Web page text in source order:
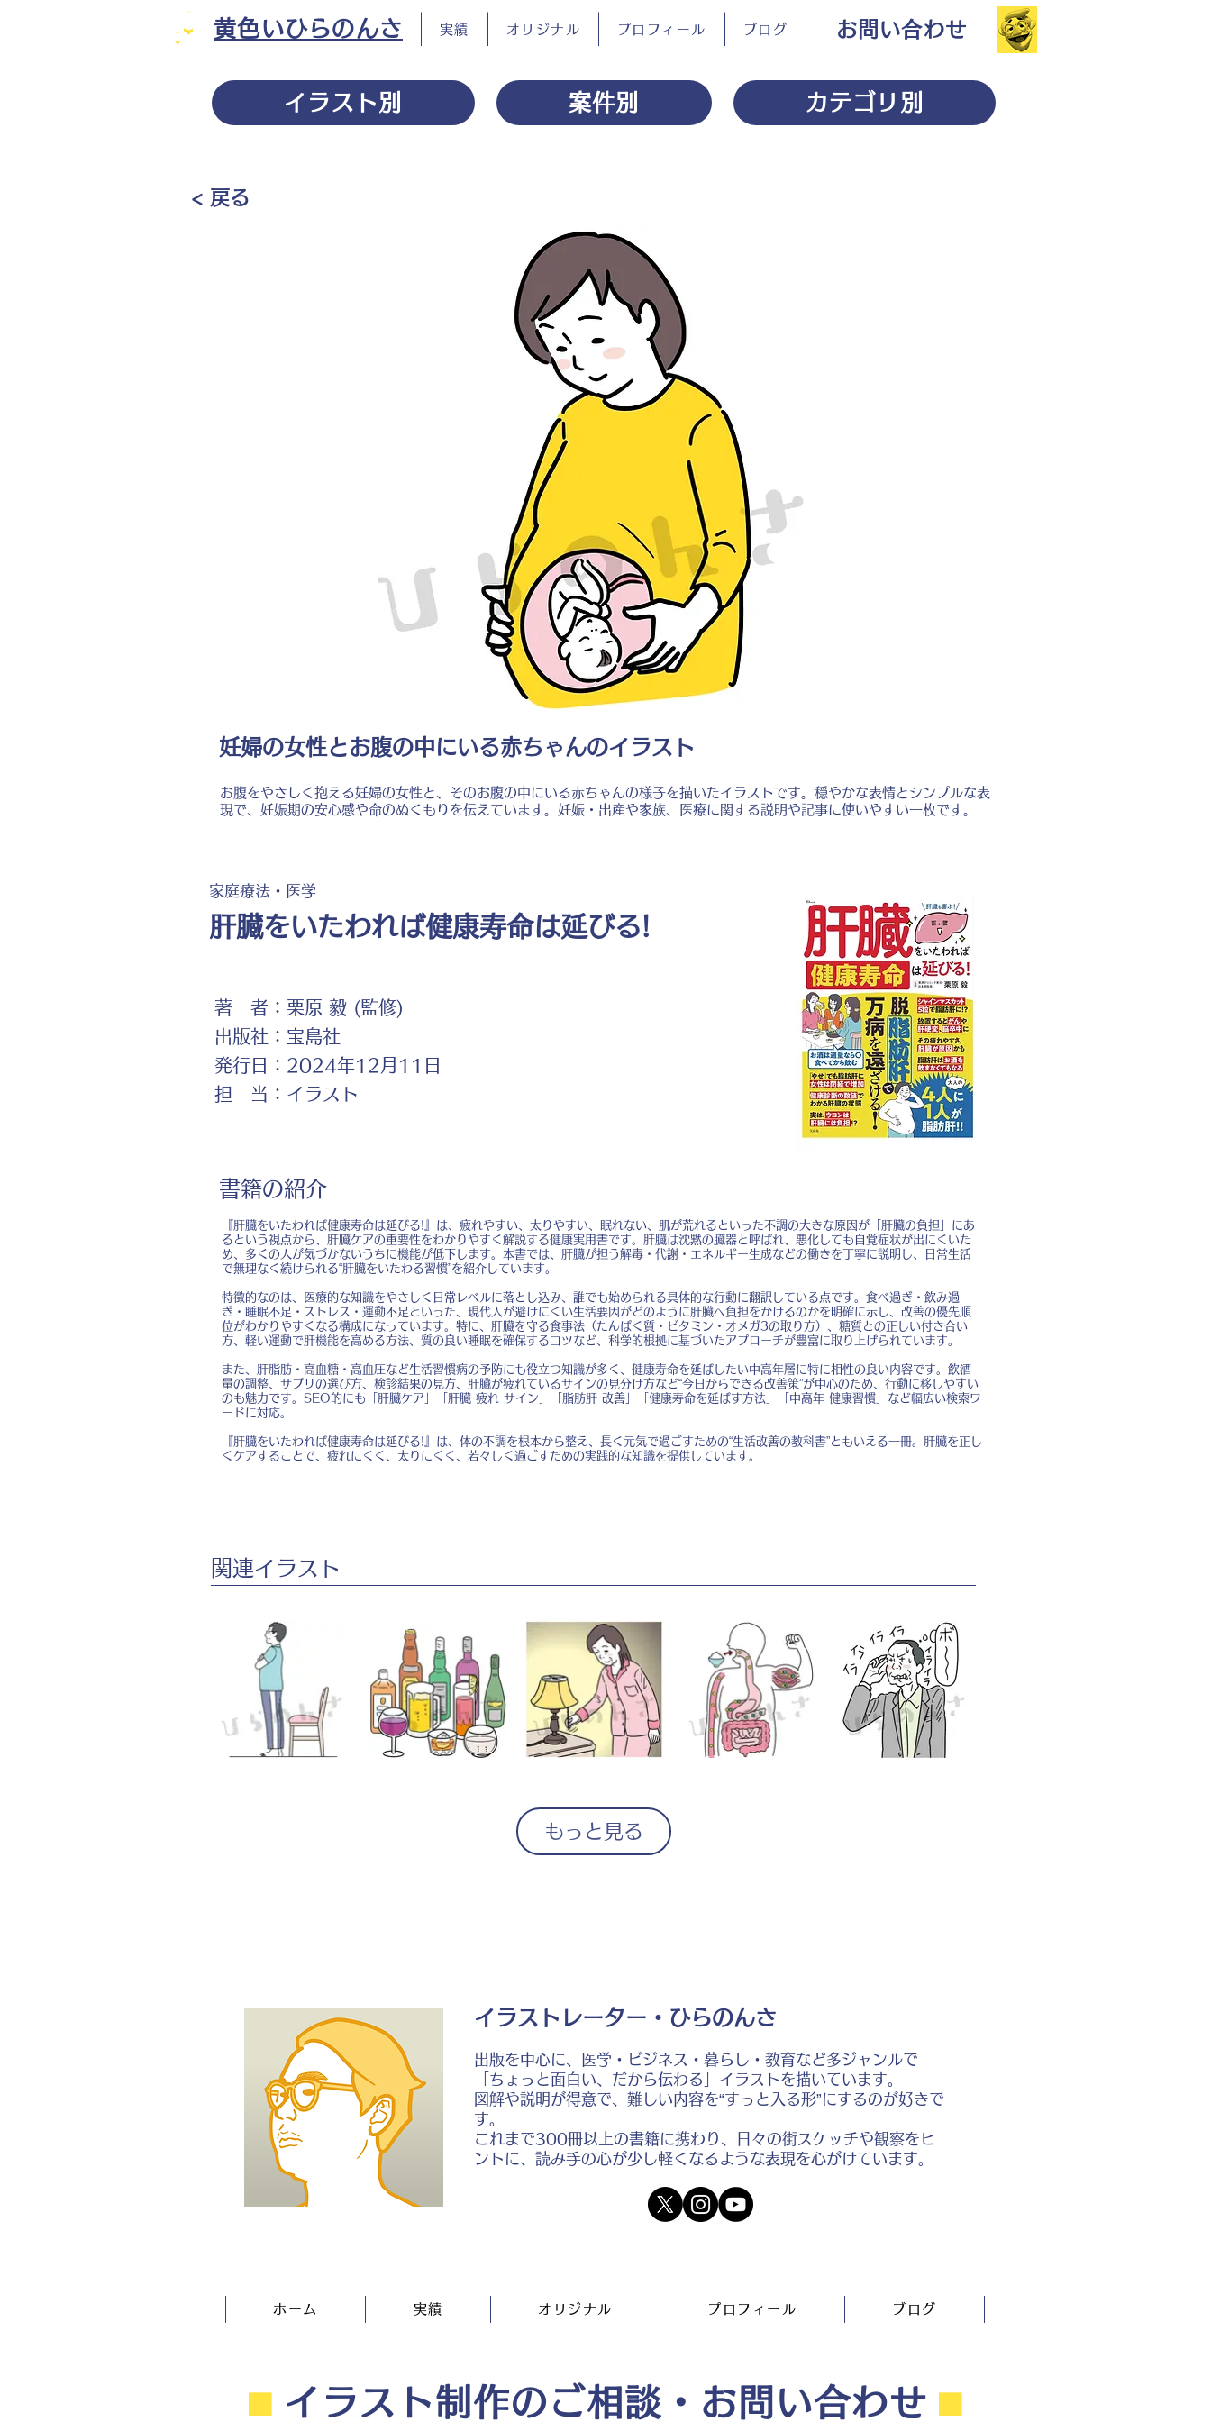
黄色いひらのんさ 実績 オリジナル プロフィール ブログ お問い合わせ
イラスト別 案件別 カテゴリ別
< 戻る
妊婦の女性とお腹の中にいる赤ちゃんのイラスト
お腹をやさしく抱える妊婦の女性と、そのお腹の中にいる赤ちゃんの様子を描いたイラストです。穏やかな表情とシンプルな表
現で、妊娠期の安心感や命のぬくもりを伝えています。妊娠・出産や家族、医療に関する説明や記事に使いやすい一枚です。
家庭療法・医学
肝臓をいたわれば健康寿命は延びる!
著 者：
出版社：
発行日：
担 当：
栗原 毅 (監修)
宝島社
2024年12月11日
イラスト
書籍の紹介
『肝臓をいたわれば健康寿命は延びる!』は、疲れやすい、太りやすい、眠れない、肌が荒れるといった不調の大きな原因が「肝臓の負担」にあ
るという視点から、肝臓ケアの重要性をわかりやすく解説する健康実用書です。肝臓は沈黙の臓器と呼ばれ、悪化しても自覚症状が出にくいた
め、多くの人が気づかないうちに機能が低下します。本書では、肝臓が担う解毒・代謝・エネルギー生成などの働きを丁寧に説明し、日常生活
で無理なく続けられる“肝臓をいたわる習慣”を紹介しています。
特徴的なのは、医療的な知識をやさしく日常レベルに落とし込み、誰でも始められる具体的な行動に翻訳している点です。食べ過ぎ・飲み過
ぎ・睡眠不足・ストレス・運動不足といった、現代人が避けにくい生活要因がどのように肝臓へ負担をかけるのかを明確に示し、改善の優先順
位がわかりやすくなる構成になっています。特に、肝臓を守る食事法（たんぱく質・ビタミン・オメガ3の取り方）、糖質との正しい付き合い
方、軽い運動で肝機能を高める方法、質の良い睡眠を確保するコツなど、科学的根拠に基づいたアプローチが豊富に取り上げられています。
また、肝脂肪・高血糖・高血圧など生活習慣病の予防にも役立つ知識が多く、健康寿命を延ばしたい中高年層に特に相性の良い内容です。飲酒
量の調整、サプリの選び方、検診結果の見方、肝臓が疲れているサインの見分け方など“今日からできる改善策”が中心のため、行動に移しやすい
のも魅力です。SEO的にも「肝臓ケア」「肝臓 疲れ サイン」「脂肪肝 改善」「健康寿命を延ばす方法」「中高年 健康習慣」など幅広い検索ワ
ードに対応。
『肝臓をいたわれば健康寿命は延びる!』は、体の不調を根本から整え、長く元気で過ごすための“生活改善の教科書”ともいえる一冊。肝臓を正し
くケアすることで、疲れにくく、太りにくく、若々しく過ごすための実践的な知識を提供しています。
​関連イラスト
もっと見る
イラストレーター・ひらのんさ
出版を中心に、医学・ビジネス・暮らし・教育など多ジャンルで
「ちょっと面白い、だから伝わる」イラストを描いています。
図解や説明が得意で、難しい内容を“すっと入る形”にするのが好きで
す。
これまで300冊以上の書籍に携わり、日々の街スケッチや観察をヒ
ントに、読み手の心が少し軽くなるような表現を心がけています。
ホーム 実績 オリジナル プロフィール ブログ
⬛︎ イラスト制作のご相談・お問い合わせ ⬛︎